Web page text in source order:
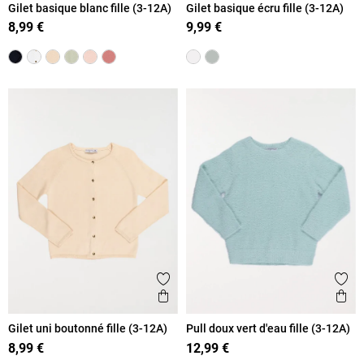
Gilet basique blanc fille (3-12A)
8,99 €
Gilet basique écru fille (3-12A)
9,99 €
Ajouter aux favoris
Aperçu rapide
Gilet uni boutonné fille (3-12A)
8,99 €
Pull doux vert d'eau fille (3-12A)
12,99 €